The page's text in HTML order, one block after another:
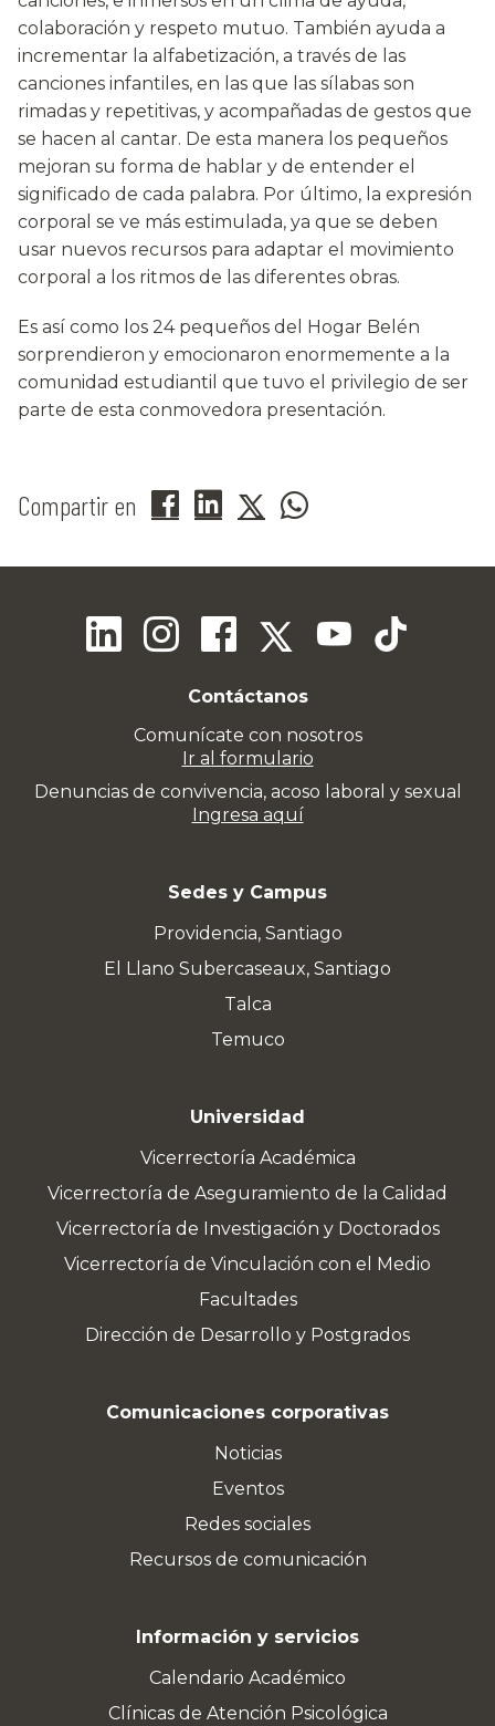
colaboración y respeto mutuo. También ayuda a
incrementar la alfabetización, a través de las
canciones infantiles, en las que las sílabas son
rimadas y repetitivas, y acompañadas de gestos que
se hacen al cantar. De esta manera los pequeños
mejoran su forma de hablar y de entender el
significado de cada palabra. Por último, la expresión
corporal se ve más estimulada, ya que se deben
usar nuevos recursos para adaptar el movimiento
corporal a los ritmos de las diferentes obras.
Es así como los 24 pequeños del Hogar Belén
sorprendieron y emocionaron enormemente a la
comunidad estudiantil que tuvo el privilegio de ser
parte de esta conmovedora presentación.
Compartir en
Contáctanos
Comunícate con nosotros
Ir al formulario
Denuncias de convivencia, acoso laboral y sexual
Ingresa aquí
Sedes y Campus
Providencia, Santiago
El Llano Subercaseaux, Santiago
Talca
Temuco
Universidad
Vicerrectoría Académica
Vicerrectoría de Aseguramiento de la Calidad
Vicerrectoría de Investigación y Doctorados
Vicerrectoría de Vinculación con el Medio
Facultades
Dirección de Desarrollo y Postgrados
Comunicaciones corporativas
Noticias
Eventos
Redes sociales
Recursos de comunicación
Información y servicios
Calendario Académico
Clínicas de Atención Psicológica